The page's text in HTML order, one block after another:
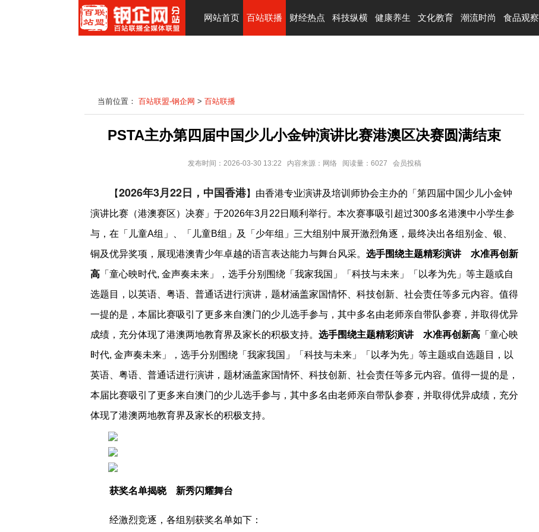
网站首页 百站联播 财经热点 科技纵横 健康养生 文化教育 潮流时尚 食品观察
当前位置： 百站联盟-钢企网 > 百站联播
PSTA主办第四届中国少儿小金钟演讲比赛港澳区决赛圆满结束
发布时间：2026-03-30 13:22 内容来源：网络 阅读量：6027 会员投稿
【2026年3月22日，中国香港】由香港专业演讲及培训师协会主办的「第四届中国少儿小金钟
演讲比赛（港澳赛区）决赛」于2026年3月22日顺利举行。本次赛事吸引超过300多名港澳中小学生参
与，在「儿童A组」、「儿童B组」及「少年组」三大组别中展开激烈角逐，最终决出各组别金、银、
铜及优异奖项，展现港澳青少年卓越的语言表达能力与舞台风采。 选手围绕主题精彩演讲 水准再创新
高 「童心映时代, 金声奏未来」，选手分别围绕「我家我国」「科技与未来」「以孝为先」等主题或自
选题目，以英语、粤语、普通话进行演讲，题材涵盖家国情怀、科技创新、社会责任等多元内容。值得
一提的是，本届比赛吸引了更多来自澳门的少儿选手参与，其中多名由老师亲自带队参赛，并取得优异
成绩，充分体现了港澳两地教育界及家长的积极支持。 选手围绕主题精彩演讲 水准再创新高 「童心映
时代, 金声奏未来」，选手分别围绕「我家我国」「科技与未来」「以孝为先」等主题或自选题目，以
英语、粤语、普通话进行演讲，题材涵盖家国情怀、科技创新、社会责任等多元内容。值得一提的是，
本届比赛吸引了更多来自澳门的少儿选手参与，其中多名由老师亲自带队参赛，并取得优异成绩，充分
体现了港澳两地教育界及家长的积极支持。
获奖名单揭晓 新秀闪耀舞台
经激烈竞逐，各组别获奖名单如下：